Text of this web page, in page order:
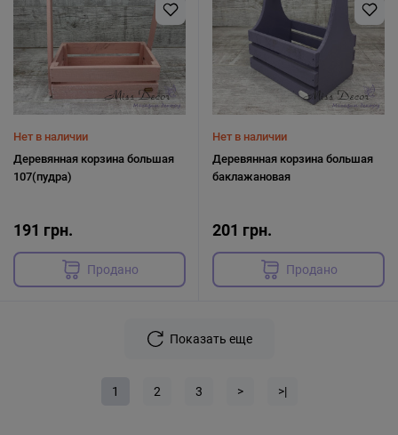
Нет в наличии
Деревянная корзина большая
107(пудра)
191 грн.
Продано
Нет в наличии
Деревянная корзина большая
баклажановая
201 грн.
Продано
Показать еще
1 2 3 > >|